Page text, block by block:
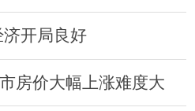
开局良好
房价大幅上涨难度大